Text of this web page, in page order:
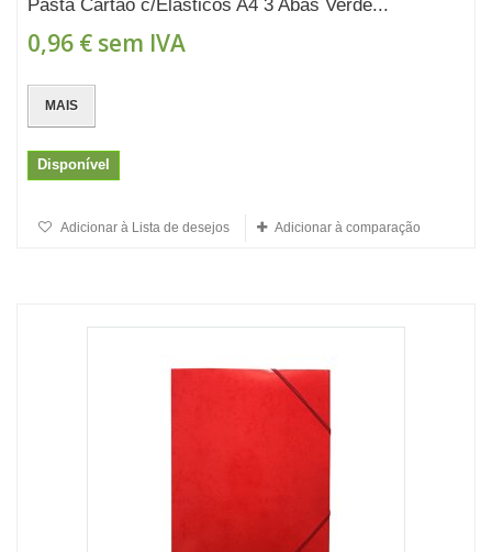
Pasta Cartão c/Elásticos A4 3 Abas Verde...
0,96 € sem IVA
MAIS
Disponível
Adicionar à Lista de desejos Adicionar à comparação